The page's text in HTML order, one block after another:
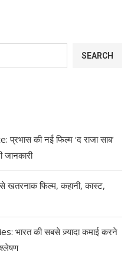
SEARCH
की नई फिल्म ‘द राजा साब’
जानकारी
फिल्म, कहानी, कास्ट,
भारत की सबसे ज़्यादा कमाई करने